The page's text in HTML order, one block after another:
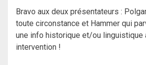
Bravo aux deux présentateurs :
toute circonstance et Hammer qui
une info historique et/ou linguistique
intervention !